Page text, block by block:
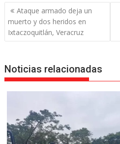
Navegación
de
entradas
Ataque armado deja un
muerto y dos heridos en
Ixtaczoquitlán, Veracruz
Noticias relacionadas